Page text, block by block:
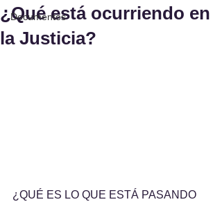
Documentos
¿Qué está ocurriendo en
la Justicia?
¿QUÉ ES LO QUE ESTÁ PASANDO